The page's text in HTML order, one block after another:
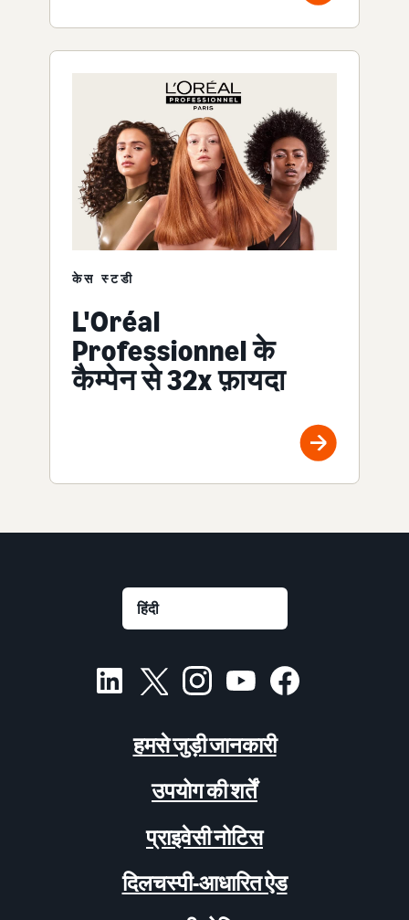
केस स्टडी
L'Oréal
Professionnel के
कैम्पेन से 32x फ़ायदा
हमसे जुड़ी जानकारी
उपयोग की शर्तें
प्राइवेसी नोटिस
दिलचस्पी-आधारित ऐड